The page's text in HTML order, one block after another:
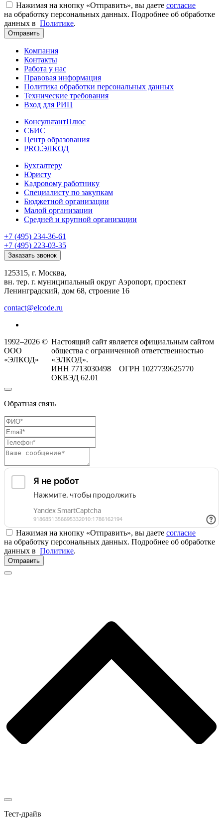
Нажимая на кнопку «Отправить», вы даете согласие
на обработку персональных данных. Подробнее об обработке
данных в Политике.
Отправить
Компания
Контакты
Работа у нас
Правовая информация
Политика обработки персональных данных
Технические требования
Вход для РИЦ
КонсультантПлюс
СБИС
Центр образования
PRO.ЭЛКОД
Бухгалтеру
Юристу
Кадровому работнику
Специалисту по закупкам
Бюджетной организации
Малой организации
Средней и крупной организации
+7 (495) 234-36-61
+7 (495) 223-03-35
Заказать звонок
125315, г. Москва,
вн. тер. г. муниципальный округ Аэропорт, проспект
Ленинградский, дом 68, строение 16
contact@elcode.ru
1992–2026 ©
ООО
«ЭЛКОД»
Настоящий сайт является официальным сайтом
общества с ограниченной ответственностью
«ЭЛКОД».
ИНН 7713030498 ОГРН 1027739625770
ОКВЭД 62.01
Обратная связь
Нажимая на кнопку «Отправить», вы даете согласие
на обработку персональных данных. Подробнее об обработке
данных в Политике.
Отправить
Тест-драйв